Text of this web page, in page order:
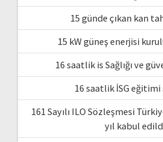
15 günde çıkan kan
15 kW güneş enerjisi
16 saatlik is Sağlığı ve
16 saatlik İSG eğitimi
161 Sayılı ILO Sözleşmesi
yıl kabul